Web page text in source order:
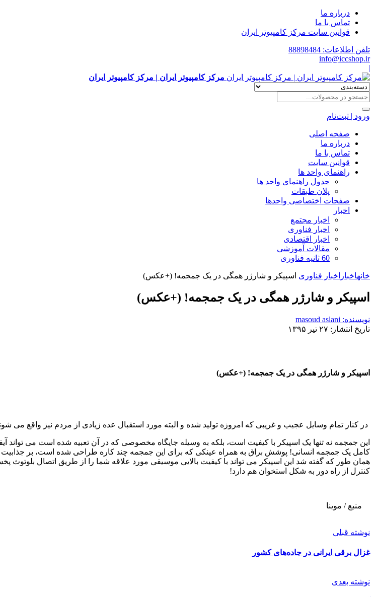
درباره ما
تماس با ما
قوانین سایت مرکز کامپیوتر ایران
تلفن اطلاعات: 88898484
info@iccshop.ir
|
مرکز کامپیوتر ایران | مرکز کامپیوتر ایران
ورود | ثبت‌نام
صفحه اصلی
درباره ما
تماس با ما
قوانین سایت
راهنمای واحد ها
جدول راهنمای واحد ها
پلان طبقات
صفحات اختصاصی واحدها
اخبار
اخبار مجتمع
اخبار فناوری
اخبار اقتصادی
مقالات آموزشی
60 ثانیه فناوری
خانهاخبار اخبار فناوری اسپیکر و شارژر همگی در یک جمجمه! (+عکس)
اسپیکر و شارژر همگی در یک جمجمه! (+عکس)
نویسنده: masoud aslani
تاریخ انتشار: ۲۷ تیر ۱۳۹۵
اسپیکر و شارژر همگی در یک جمجمه! (+عکس)
در کنار تمام وسایل عجیب و غریبی که امروزه تولید شده و البته مورد استقبال عده زیادی از مردم نیز واقع می
کامل یک جمجمه انسانی! پوشش براق به همراه عینکی که برای این جمجمه چند کاره طراحی شده است، بر
همان طور که گفته شد این اسپیکر می تواند با کیفیت بالایی موسیقی مورد علاقه شما را از طریق اتصال بلوتوث
کنترل از راه دور به شکل استخوان هم دارد!
منبع / موینا
نوشته قبلی
غزال برقی ایرانی در جاده‌های کشور
نوشته بعدی